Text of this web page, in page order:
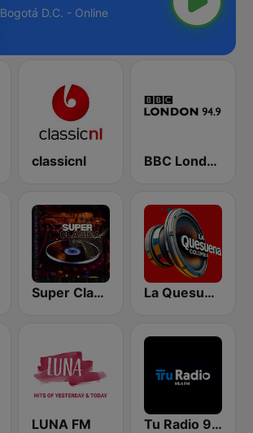
Bogotá D.C. - Online
classicnl BBC London
Super Clasica 2 La Quesuena
LUNA FM Tu Radio 99.4 FM